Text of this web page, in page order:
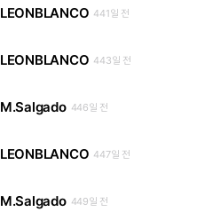
LEONBLANCO 441일 전
LEONBLANCO 443일 전
M.Salgado 446일 전
LEONBLANCO 447일 전
M.Salgado 449일 전